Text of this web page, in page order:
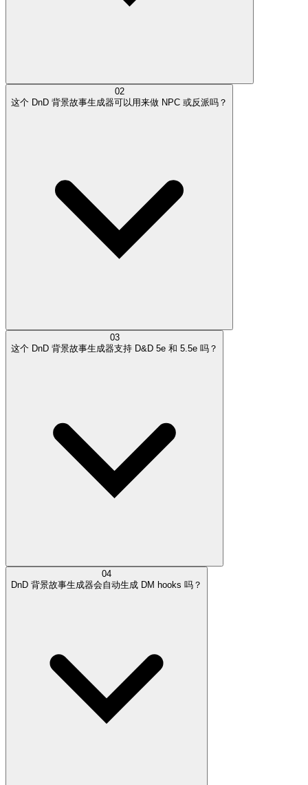
02
这个 DnD 背景故事生成器可以用来做 NPC 或反派吗？
03
这个 DnD 背景故事生成器支持 D&D 5e 和 5.5e 吗？
04
DnD 背景故事生成器会自动生成 DM hooks 吗？